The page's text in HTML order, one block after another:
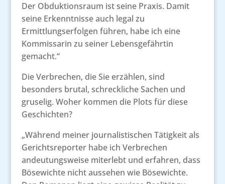
Der Obduktionsraum ist seine Praxis. Damit
seine Erkenntnisse auch legal zu
Ermittlungserfolgen führen, habe ich eine
Kommissarin zu seiner Lebensgefährtin
gemacht.“
Die Verbrechen, die Sie erzählen, sind
besonders brutal, schreckliche Sachen und
gruselig. Woher kommen die Plots für diese
Geschichten?
„Während meiner journalistischen Tätigkeit als
Gerichtsreporter habe ich Verbrechen
andeutungsweise miterlebt und erfahren, dass
Bösewichte nicht aussehen wie Bösewichte.